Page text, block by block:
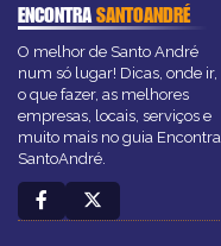
ENCONTRASANTOANDRÉ
O melhor de Santo André
num só lugar! Dicas, onde ir,
o que fazer, as melhores
empresas, locais, serviços e
muito mais no guia Encontra
SantoAndré.